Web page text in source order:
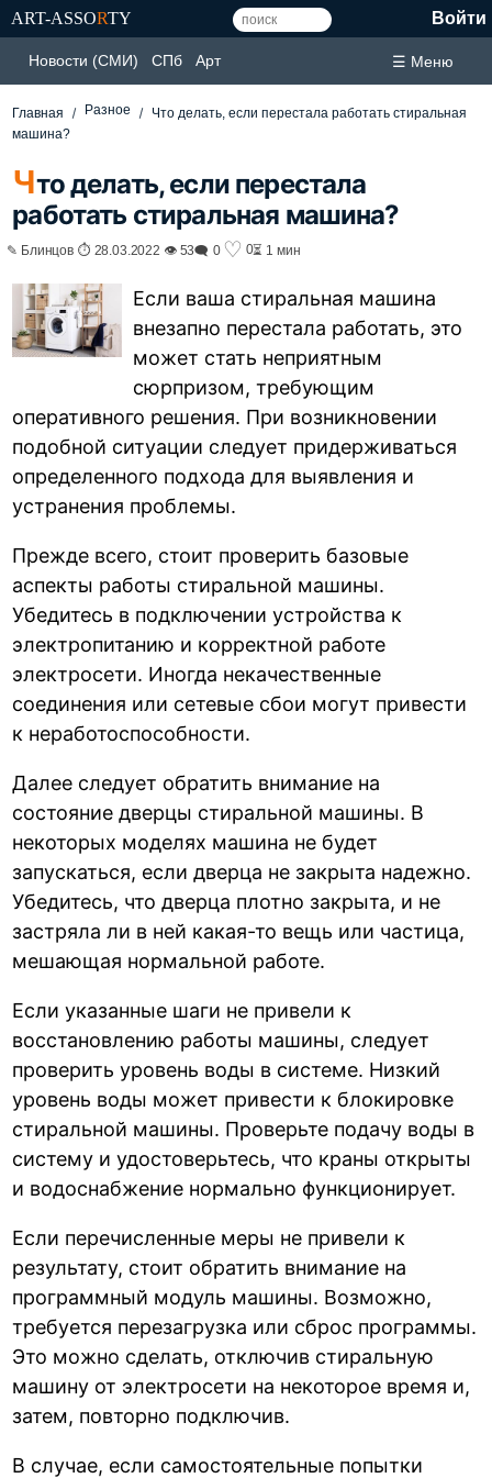
ART-ASSORTY Войти
Новости (СМИ) СПб Арт ☰ Меню
Главная Разное
Что делать, если перестала работать стиральная
машина?
Что делать, если перестала
работать стиральная машина?
✎ Блинцов ⏱ 28.03.2022 👁 53🗨 0 ♡ 0⏳ 1 мин
Если ваша стиральная машина
внезапно перестала работать, это
может стать неприятным
сюрпризом, требующим
оперативного решения. При возникновении
подобной ситуации следует придерживаться
определенного подхода для выявления и
устранения проблемы.
Прежде всего, стоит проверить базовые
аспекты работы стиральной машины.
Убедитесь в подключении устройства к
электропитанию и корректной работе
электросети. Иногда некачественные
соединения или сетевые сбои могут привести
к неработоспособности.
Далее следует обратить внимание на
состояние дверцы стиральной машины. В
некоторых моделях машина не будет
запускаться, если дверца не закрыта надежно.
Убедитесь, что дверца плотно закрыта, и не
застряла ли в ней какая-то вещь или частица,
мешающая нормальной работе.
Если указанные шаги не привели к
восстановлению работы машины, следует
проверить уровень воды в системе. Низкий
уровень воды может привести к блокировке
стиральной машины. Проверьте подачу воды в
систему и удостоверьтесь, что краны открыты
и водоснабжение нормально функционирует.
Если перечисленные меры не привели к
результату, стоит обратить внимание на
программный модуль машины. Возможно,
требуется перезагрузка или сброс программы.
Это можно сделать, отключив стиральную
машину от электросети на некоторое время и,
затем, повторно подключив.
В случае, если самостоятельные попытки